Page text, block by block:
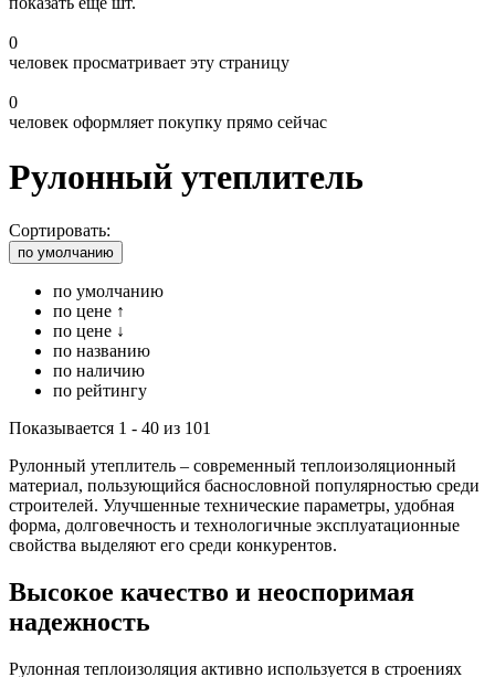
0
человек просматривает эту страницу
0
человек оформляет покупку прямо сейчас
Рулонный утеплитель
Сортировать:
по умолчанию
по умолчанию
по цене ↑
по цене ↓
по названию
по наличию
по рейтингу
Показывается 1 - 40 из 101
Рулонный утеплитель – современный теплоизоляционный
материал, пользующийся баснословной популярностью среди
строителей. Улучшенные технические параметры, удобная
форма, долговечность и технологичные эксплуатационные
свойства выделяют его среди конкурентов.
Высокое качество и неоспоримая
надежность
Рулонная теплоизоляция активно используется в строениях